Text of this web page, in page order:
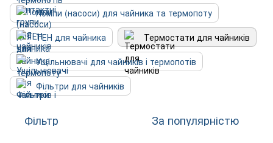
Помпи (насоси) для чайника та термопоту
ТЕН для чайника
Термостати для чайників
Ущільнювачі для чайників і термопотів
Фільтри для чайників
Фільтр За популярністю